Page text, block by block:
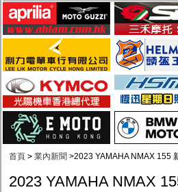
首頁 > 業內新聞 >2023 YAMAHA NMAX 155
2023 YAMAHA NMAX